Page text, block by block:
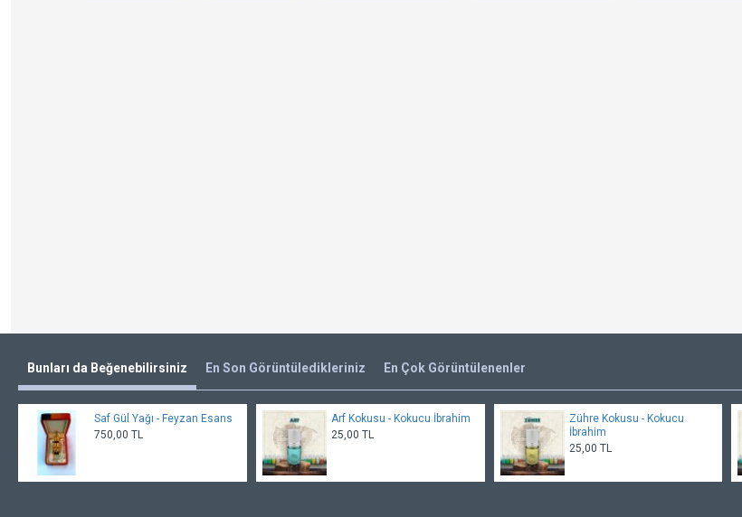
Bunları da Beğenebilirsiniz En Son Görüntüledikleriniz En Çok Görüntülenenler
Saf Gül Yağı - Feyzan Esans
750,00 TL
Arf Kokusu - Kokucu İbrahim
25,00 TL
Zühre Kokusu - Kokucu
İbrahim
25,00 TL